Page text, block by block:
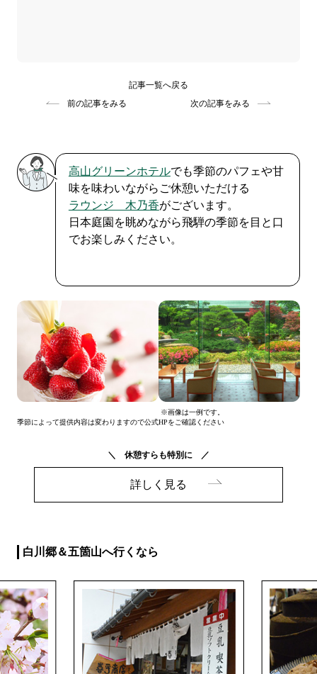
前の記事をみる
記事一覧へ戻る
次の記事をみる
高山グリーンホテルでも季節のパフェや甘
味を味わいながらご休憩いただける
ラウンジ 木乃香がございます。
日本庭園を眺めながら飛騨の季節を目と口
でお楽しみください。
※画像は一例です。
季節によって提供内容は変わりますので公式HPをご確認ください
＼ 休憩すらも特別に ／
詳しく見る
白川郷＆五箇山へ行くなら